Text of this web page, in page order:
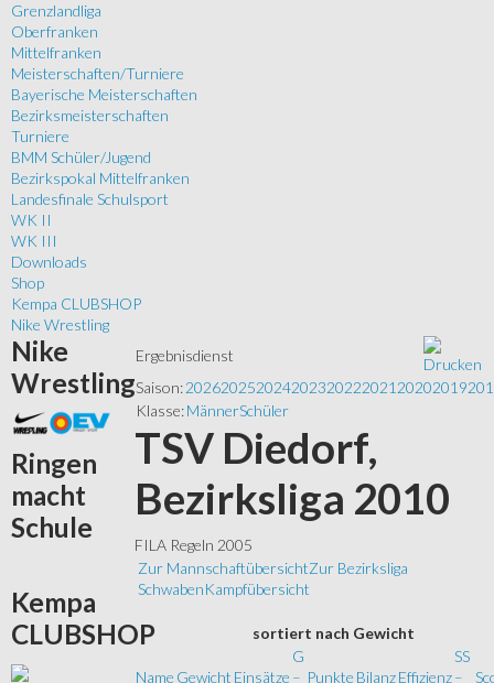
Grenzlandliga
Oberfranken
Mittelfranken
Meisterschaften/Turniere
Bayerische Meisterschaften
Bezirksmeisterschaften
Turniere
BMM Schüler/Jugend
Bezirkspokal Mittelfranken
Landesfinale Schulsport
WK II
WK III
Downloads
Shop
Kempa CLUBSHOP
Nike Wrestling
Ergebnisdienst
Saison:202620252024202320222021 20202019
Klasse:MännerSchüler
TSV Diedorf,
Bezirksliga 2010
FILA Regeln 2005
Zur MannschaftübersichtZur Bezirksliga
SchwabenKampfübersicht
sortiert nach Gewicht
Name Gewicht Einsätze
G
– Punkte BilanzEffizienz
SS
–
Nike
Wrestling
Ringen
macht
Schule
Kempa
CLUBSHOP